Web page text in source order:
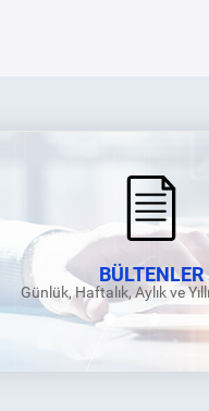
BÜLTENLER
Günlük, Haftalık, Aylık ve